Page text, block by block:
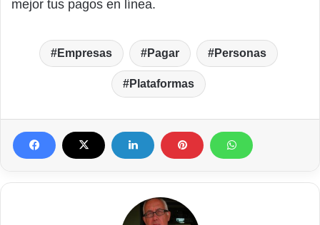
mejor tus pagos en línea.
Empresas Pagar Personas
Plataformas